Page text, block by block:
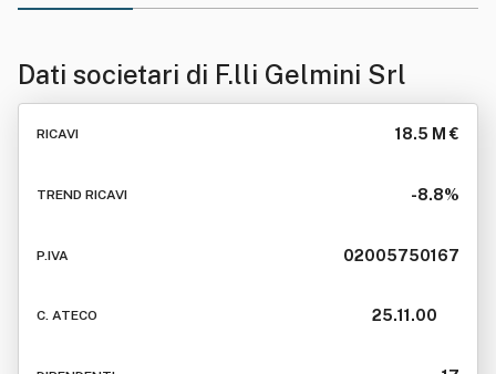
Dati societari di F.lli Gelmini Srl
RICAVI 18.5 M €
TREND RICAVI -8.8%
P.IVA 02005750167
C. ATECO 25.11.00